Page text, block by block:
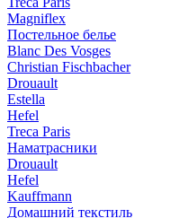
Magniflex
Постельное белье
Blanc Des Vosges
Christian Fischbacher
Drouault
Estella
Hefel
Treca Paris
Наматрасники
Drouault
Hefel
Kauffmann
Домашний текстиль